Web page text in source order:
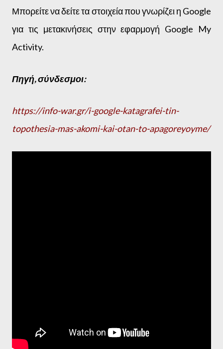
Μπορείτε να δείτε τα στοιχεία που γνωρίζει η Google
για τις μετακινήσεις στην εφαρμογή Google My
Activity.
Πηγή, σύνδεσμοι:
https://info-war.gr/i-google-katagrafei-tin-
topothesia-mas-akomi-kai-otan-to-apagoreyoyme/